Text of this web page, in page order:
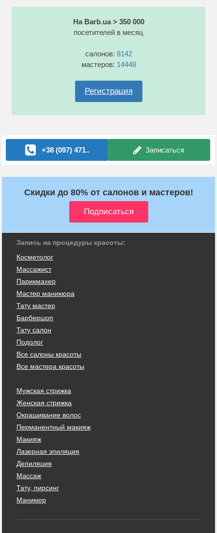
На Barb.ua > 350 000
посетителей в месяц
салонов: 8142
мастеров: 14448
Регистрация
+38 (097) 471.. Записаться
Скидки до 80% от салонов и мастеров!
Запись на процедуры красоты:
Косметолог
Массажист
Парикмахер
Мастер маникюра
Тату мастер
Барбершоп
Тату салон
Подолог
Все салоны красоты
Все мастера красоты
Мужская стрижка
Женская стрижка
Окрашивание волос
Перманентный макияж
Макияж
Лазерная эпиляция
Депиляция
Массаж
Тату, пирсинг
Маникюр